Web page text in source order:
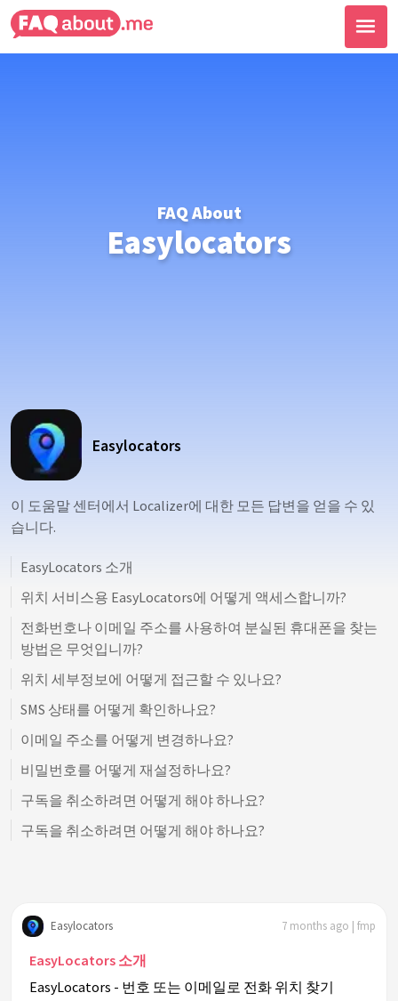
FAQ About
Easylocators
Easylocators
이 도움말 센터에서 Localizer에 대한 모든 답변을 얻을 수 있
습니다.
EasyLocators 소개
위치 서비스용 EasyLocators에 어떻게 액세스합니까?
전화번호나 이메일 주소를 사용하여 분실된 휴대폰을 찾는
방법은 무엇입니까?
위치 세부정보에 어떻게 접근할 수 있나요?
SMS 상태를 어떻게 확인하나요?
이메일 주소를 어떻게 변경하나요?
비밀번호를 어떻게 재설정하나요?
구독을 취소하려면 어떻게 해야 하나요?
구독을 취소하려면 어떻게 해야 하나요?
Easylocators 7 months ago | fmp
EasyLocators 소개
EasyLocators - 번호 또는 이메일로 전화 위치 찾기